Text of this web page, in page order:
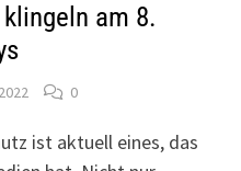
am 8.
0
ist aktuell eines, das